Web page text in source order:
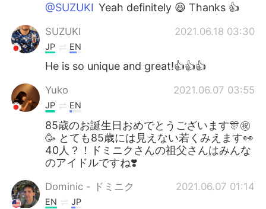
@SUZUKI Yeah definitely 😆 Thanks 👍
SUZUKI 2021.06.18 03:30
JP EN
He is so unique and great!👍👍👍
Yuko 2021.06.07 03:55
JP EN
85歳のお誕生日おめでとうございます🎊㊗️
🥳 とても85歳には見えない若くみえます👀
40人？！ドミニクさんの祖父さんはみんな
のアイドルですね❣️
Dominic - ドミニク 2021.06.07 01:14
EN JP